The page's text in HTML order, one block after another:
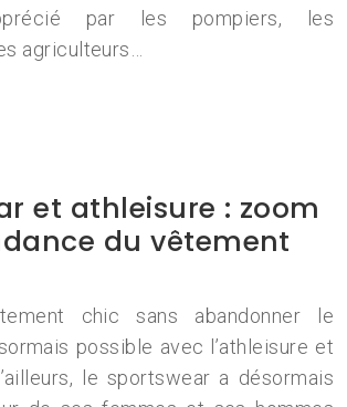
par les pompiers, les
agriculteurs…
et athleisure : zoom
du vêtement
chic sans abandonner le
possible avec l’athleisure et
le sportswear a désormais